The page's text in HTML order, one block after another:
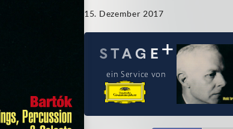
15. Dezember 2017
ein Service von